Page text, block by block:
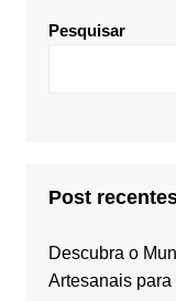
Pesquisar
Post
Descubra o
Artesanais